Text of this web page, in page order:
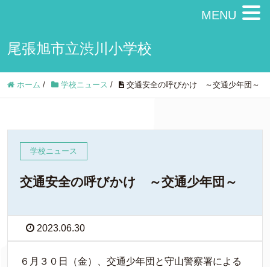
尾張旭市立渋川小学校
ホーム / 学校ニュース / 交通安全の呼びかけ ～交通少年団～
学校ニュース
交通安全の呼びかけ ～交通少年団～
2023.06.30
６月３０日（金）、交通少年団と守山警察署による
MENU